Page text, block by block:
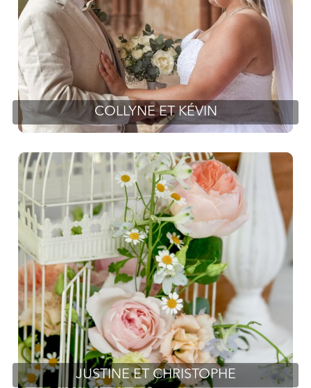
COLLYNE ET KÉVIN
JUSTINE ET CHRISTOPHE